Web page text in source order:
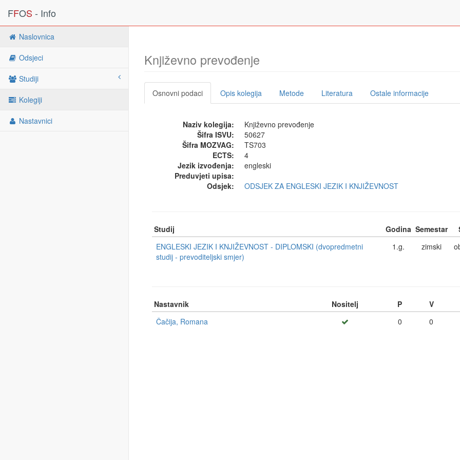
FFOS - Info
Naslovnica
Odsjeci
Studiji
Kolegiji
Nastavnici
Književno prevođenje
Osnovni podaci Opis kolegija Metode Literatura Ostale informacije
Naziv kolegija:
Književno prevođenje
Šifra ISVU:
50627
Šifra MOZVAG:
TS703
ECTS:
4
Jezik izvođenja:
engleski
Preduvjeti upisa:
Odsjek:
ODSJEK ZA ENGLESKI JEZIK I KNJIŽEVNOST
Studij Godina Semestar
ENGLESKI JEZIK I KNJIŽEVNOST - DIPLOMSKI (dvopredmetni
studij - prevoditeljski smjer)
1.g. zimski
Nastavnik Nositelj P V
Čačija, Romana
0 0